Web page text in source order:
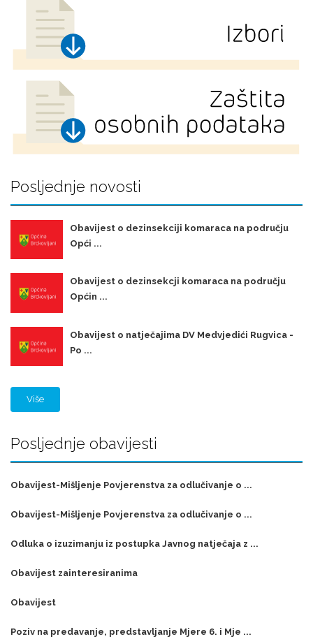
Posljednje novosti
Obavijest o dezinsekciji komaraca na području
Opći ...
Obavijest o dezinsekcji komaraca na području
Općin ...
Obavijest o natječajima DV Medvjedići Rugvica -
Po ...
Više
Posljednje obavijesti
Obavijest-Mišljenje Povjerenstva za odlučivanje o ...
Obavijest-Mišljenje Povjerenstva za odlučivanje o ...
Odluka o izuzimanju iz postupka Javnog natječaja z ...
Obavijest zainteresiranima
Obavijest
Poziv na predavanje, predstavljanje Mjere 6. i Mje ...